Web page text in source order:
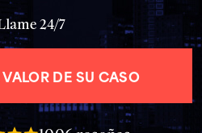
24/7
DE SU CASO